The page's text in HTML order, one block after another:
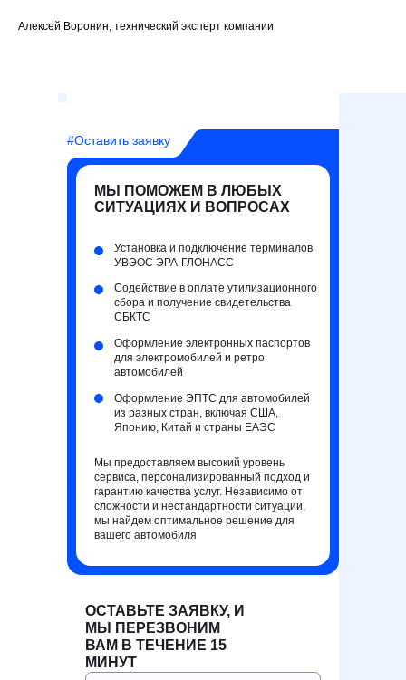
Алексей Воронин, технический эксперт компании
#Оставить заявку
МЫ ПОМОЖЕМ В ЛЮБЫХ
СИТУАЦИЯХ И ВОПРОСАХ
Мы предоставляем высокий уровень
сервиса, персонализированный подход и
гарантию качества услуг. Независимо от
сложности и нестандартности ситуации,
мы найдем оптимальное решение для
вашего автомобиля
Оформление ЭПТС для автомобилей
из разных стран, включая США,
Японию, Китай и страны ЕАЭС
Установка и подключение терминалов
УВЭОС ЭРА-ГЛОНАСС
Содействие в оплате утилизационного
сбора и получение свидетельства
СБКТС
Оформление электронных паспортов
для электромобилей и ретро
автомобилей
ОСТАВЬТЕ ЗАЯВКУ, И
МЫ ПЕРЕЗВОНИМ
ВАМ В ТЕЧЕНИЕ 15
МИНУТ